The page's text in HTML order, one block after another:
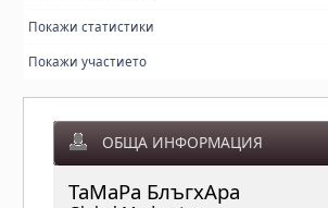
Покажи статистики
Покажи участието
ОБЩА ИНФОРМАЦИЯ
ТаМаРа БлъгхАра